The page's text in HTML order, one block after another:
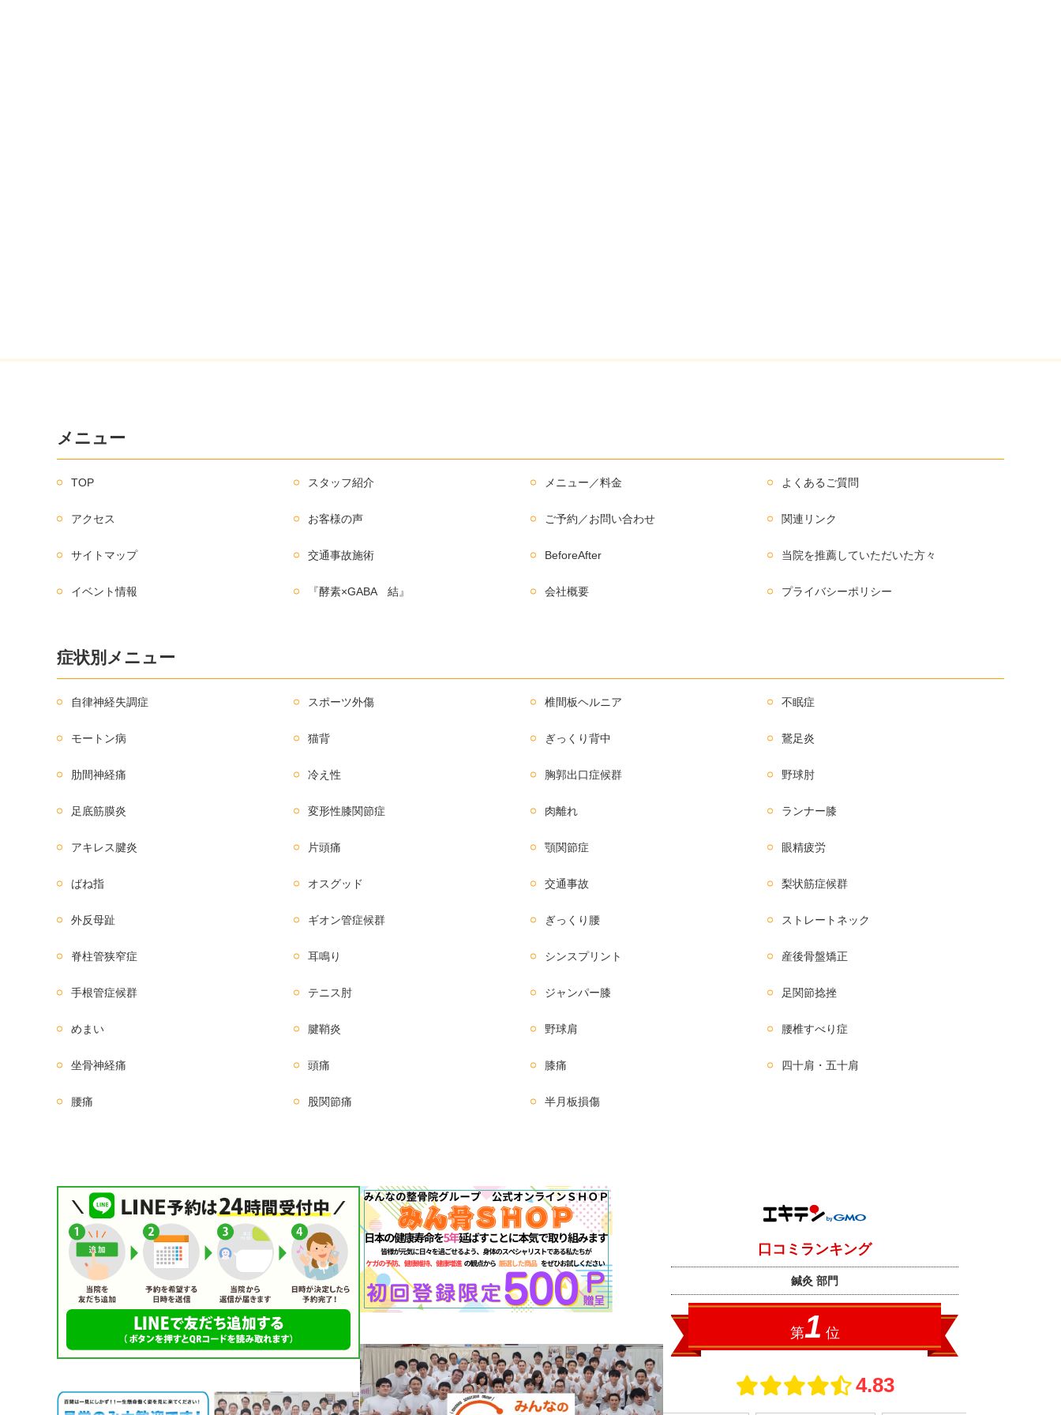
メニュー
TOP スタッフ紹介 メニュー／料金 よくあるご質問
アクセス お客様の声 ご予約／お問い合わせ 関連リンク
サイトマップ 交通事故施術 BeforeAfter 当院を推薦していただいた方々
イベント情報 『酵素×GABA 結』 会社概要 プライバシーポリシー
症状別メニュー
自律神経失調症 スポーツ外傷 椎間板ヘルニア 不眠症
モートン病 猫背 ぎっくり背中 鵞足炎
肋間神経痛 冷え性 胸郭出口症候群 野球肘
足底筋膜炎 変形性膝関節症 肉離れ ランナー膝
アキレス腱炎 片頭痛 顎関節症 眼精疲労
ばね指 オスグッド 交通事故 梨状筋症候群
外反母趾 ギオン管症候群 ぎっくり腰 ストレートネック
脊柱管狭窄症 耳鳴り シンスプリント 産後骨盤矯正
手根管症候群 テニス肘 ジャンパー膝 足関節捻挫
めまい 腱鞘炎 野球肩 腰椎すべり症
坐骨神経痛 頭痛 膝痛 四十肩・五十肩
腰痛 股関節痛 半月板損傷